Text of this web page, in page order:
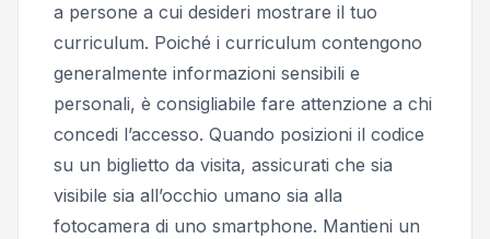
a persone a cui desideri mostrare il tuo
curriculum. Poiché i curriculum contengono
generalmente informazioni sensibili e
personali, è consigliabile fare attenzione a chi
concedi l’accesso. Quando posizioni il codice
su un biglietto da visita, assicurati che sia
visibile sia all’occhio umano sia alla
fotocamera di uno smartphone. Mantieni un